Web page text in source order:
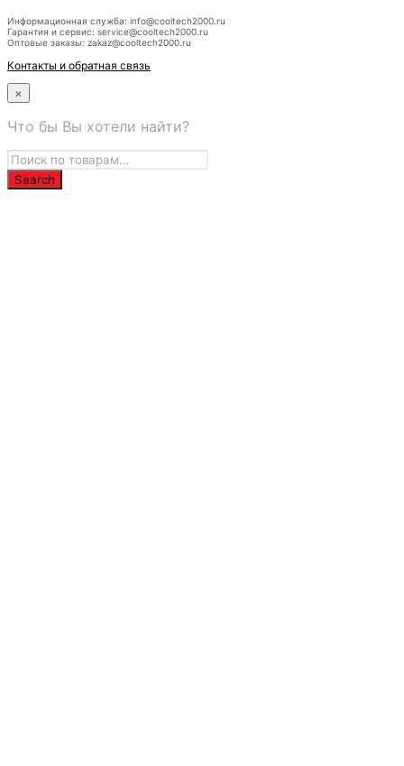
Информационная служба: info@cooltech2000.ru
Гарантия и сервис: service@cooltech2000.ru
Оптовые заказы: zakaz@cooltech2000.ru
Контакты и обратная связь
×
Что бы Вы хотели найти?